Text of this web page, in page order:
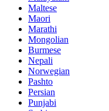
Maltese
Maori
Marathi
Mongolian
Burmese
Nepali
Norwegian
Pashto
Persian
Punjabi